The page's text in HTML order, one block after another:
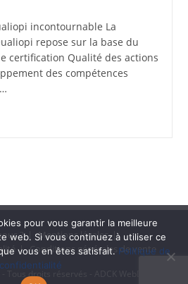
incontournable La
repose sur la base du
certification Qualité des actions
des compétences
?
Mentions légales
Conditions générales de vente
Tous droits réservés - ADCK WebDesign
pour vous garantir la meilleure
web. Si vous continuez à utiliser ce
vous en êtes satisfait. Politique de
confidentialité